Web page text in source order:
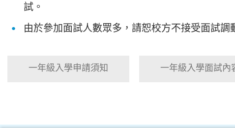
試。
由於參加面試人數眾多，請恕校方不接受面試調
一年級入學申請須知 一年級入學面試內